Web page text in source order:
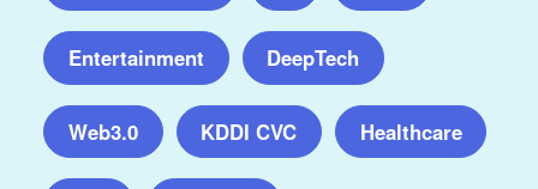
Entertainment DeepTech
Web3.0 KDDI CVC Healthcare